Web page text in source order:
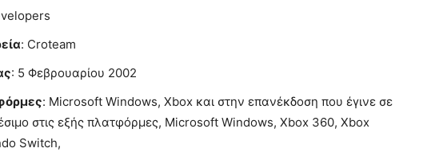
: Croteam
: 5 Φεβρουαρίου 2002
: Microsoft Windows, Xbox και στην επανέκδοση που έγινε σε
στις εξής πλατφόρμες, Microsoft Windows, Xbox 360, Xbox
Switch,